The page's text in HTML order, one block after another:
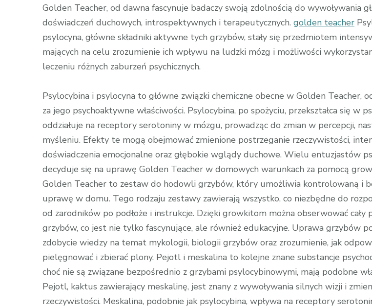
Golden Teacher, od dawna fascynuje badaczy swoją zdolnością do wywoływania
doświadczeń duchowych, introspektywnych i terapeutycznych. golden teacher
psylocyna, główne składniki aktywne tych grzybów, stały się przedmiotem
mających na celu zrozumienie ich wpływu na ludzki mózg i możliwości
leczeniu różnych zaburzeń psychicznych.
Psylocybina i psylocyna to główne związki chemiczne obecne w Golden Teacher,
za jego psychoaktywne właściwości. Psylocybina, po spożyciu, przekształca się w
oddziałuje na receptory serotoniny w mózgu, prowadząc do zmian w percepcji,
myśleniu. Efekty te mogą obejmować zmienione postrzeganie rzeczywistości,
doświadczenia emocjonalne oraz głębokie wglądy duchowe. Wielu entuzjastów
decyduje się na uprawę Golden Teacher w domowych warunkach za pomocą
Golden Teacher to zestaw do hodowli grzybów, który umożliwia kontrolowaną i
uprawę w domu. Tego rodzaju zestawy zawierają wszystko, co niezbędne do
od zarodników po podłoże i instrukcje. Dzięki growkitom można obserwować cały
grzybów, co jest nie tylko fascynujące, ale również edukacyjne. Uprawa grzybów
zdobycie wiedzy na temat mykologii, biologii grzybów oraz zrozumienie, jak
pielęgnować i zbierać plony. Pejotl i meskalina to kolejne znane substancje
choć nie są związane bezpośrednio z grzybami psylocybinowymi, mają podobne
Pejotl, kaktus zawierający meskalinę, jest znany z wywoływania silnych wizji i
rzeczywistości. Meskalina, podobnie jak psylocybina, wpływa na receptory